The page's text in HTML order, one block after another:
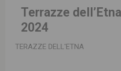
Terrazze
2024
TERAZZE DELL'ETNA